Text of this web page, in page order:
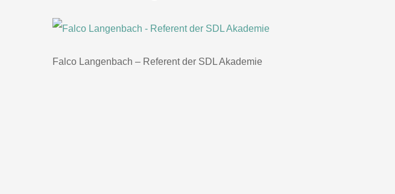
Falco Langenbach – Referent der SDL Akademie